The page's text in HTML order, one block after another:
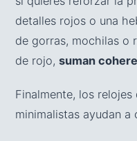
detalles rojos o una
de gorras, mochilas o
de rojo, suman
Finalmente, los
minimalistas ayudan